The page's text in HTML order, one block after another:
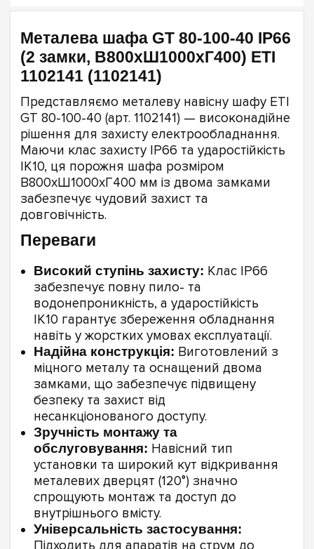
Металева шафа GT 80-100-40 IP66
(2 замки, В800xШ1000xГ400) ETI
1102141 (1102141)
Представляємо металеву навісну шафу ETI
GT 80-100-40 (арт. 1102141) — високонадійне
рішення для захисту електрообладнання.
Маючи клас захисту IP66 та ударостійкість
IK10, ця порожня шафа розміром
В800xШ1000xГ400 мм із двома замками
забезпечує чудовий захист та
довговічність.
Переваги
Високий ступінь захисту: Клас IP66
забезпечує повну пило- та
водонепроникність, а ударостійкість
IK10 гарантує збереження обладнання
навіть у жорстких умовах експлуатації.
Надійна конструкція: Виготовлений з
міцного металу та оснащений двома
замками, що забезпечує підвищену
безпеку та захист від
несанкціонованого доступу.
Зручність монтажу та
обслуговування: Навісний тип
установки та широкий кут відкривання
металевих дверцят (120°) значно
спрощують монтаж та доступ до
внутрішнього вмісту.
Універсальність застосування: